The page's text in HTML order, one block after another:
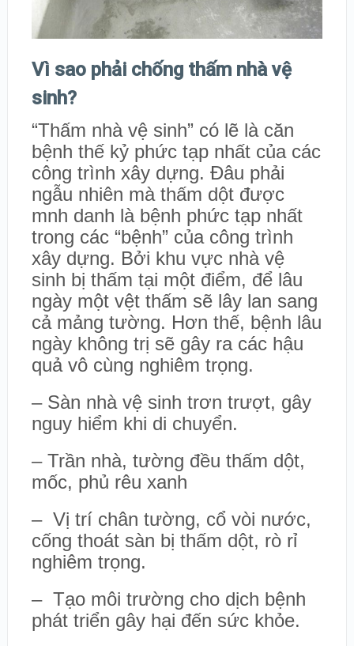
Vì sao phải chống thấm nhà vệ
sinh?
“Thấm nhà vệ sinh” có lẽ là căn
bệnh thế kỷ phức tạp nhất của các
công trình xây dựng. Đâu phải
ngẫu nhiên mà thấm dột được
mnh danh là bệnh phức tạp nhất
trong các “bệnh” của công trình
xây dựng. Bởi khu vực nhà vệ
sinh bị thấm tại một điểm, để lâu
ngày một vệt thấm sẽ lây lan sang
cả mảng tường. Hơn thế, bệnh lâu
ngày không trị sẽ gây ra các hậu
quả vô cùng nghiêm trọng.
– Sàn nhà vệ sinh trơn trượt, gây
nguy hiểm khi di chuyển.
– Trần nhà, tường đều thấm dột,
mốc, phủ rêu xanh
– Vị trí chân tường, cổ vòi nước,
cống thoát sàn bị thấm dột, rò rỉ
nghiêm trọng.
– Tạo môi trường cho dịch bệnh
phát triển gây hại đến sức khỏe.